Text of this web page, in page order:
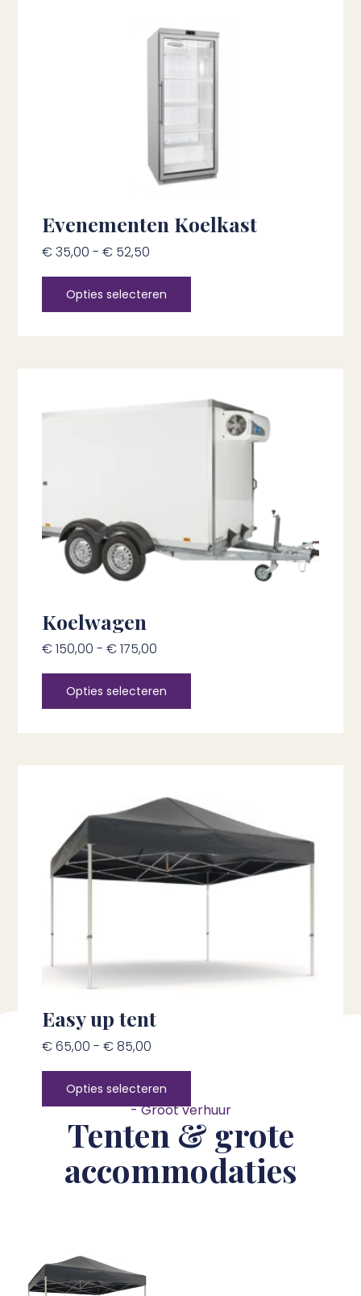
Evenementen Koelkast
€35,00 - € 52,50
Opties selecteren
Koelwagen
€150,00 - €175,00
Opties selecteren
Easy up tent
€65,00 - €85,00
Opties selecteren
- Groot verhuur
Tenten & grote
accommodaties